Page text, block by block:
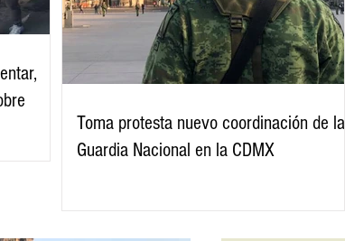
Toma protesta nuevo coordinación de la
Guardia Nacional en la CDMX